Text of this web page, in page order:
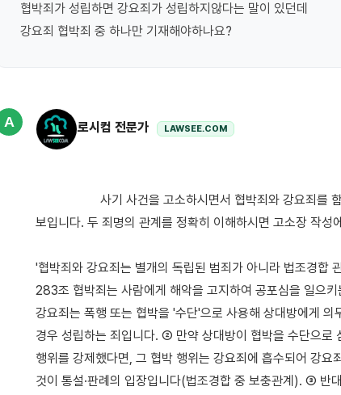
협박죄가 성립하면 강요죄가 성립하지않다는 말이 있던데
강요죄 협박죄 중 하나만 기재해야하나요?
A 로시컴 전문가 LAWSEE.COM
보입니다. 두 죄명의 관계를 정확히 이해하시면 고소장 작성
'협박죄와 강요죄는 별개의 독립된 범죄가 아니라 법조경합
283조 협박죄는 사람에게 해악을 고지하여 공포심을 일으
강요죄는 폭행 또는 협박을 '수단'으로 사용해 상대방에게
경우 성립하는 죄입니다. ② 만약 상대방이 협박을 수단으로
행위를 강제했다면, 그 협박 행위는 강요죄에 흡수되어 강요
것이 통설·판례의 입장입니다(법조경합 중 보충관계). ③ 반